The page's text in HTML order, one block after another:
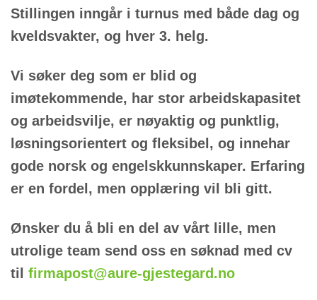
Stillingen inngår i turnus med både dag og
kveldsvakter, og hver 3. helg.
Vi søker deg som er blid og
imøtekommende, har stor arbeidskapasitet
og arbeidsvilje, er nøyaktig og punktlig,
løsningsorientert og fleksibel, og innehar
gode norsk og engelskkunnskaper. Erfaring
er en fordel, men opplæring vil bli gitt.
Ønsker du å bli en del av vårt lille, men
utrolige team send oss en søknad med cv
til firmapost@aure-gjestegard.no